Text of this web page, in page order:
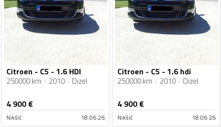
Citroen - C5 - 1.6 HDI
250000 km 2010 Dizel
4 900€
Nikšić 18.06.26
Citroen - C5 - 1.6 hdi
250000 km 2010 Dizel
4 900€
Nikšić 18.06.26